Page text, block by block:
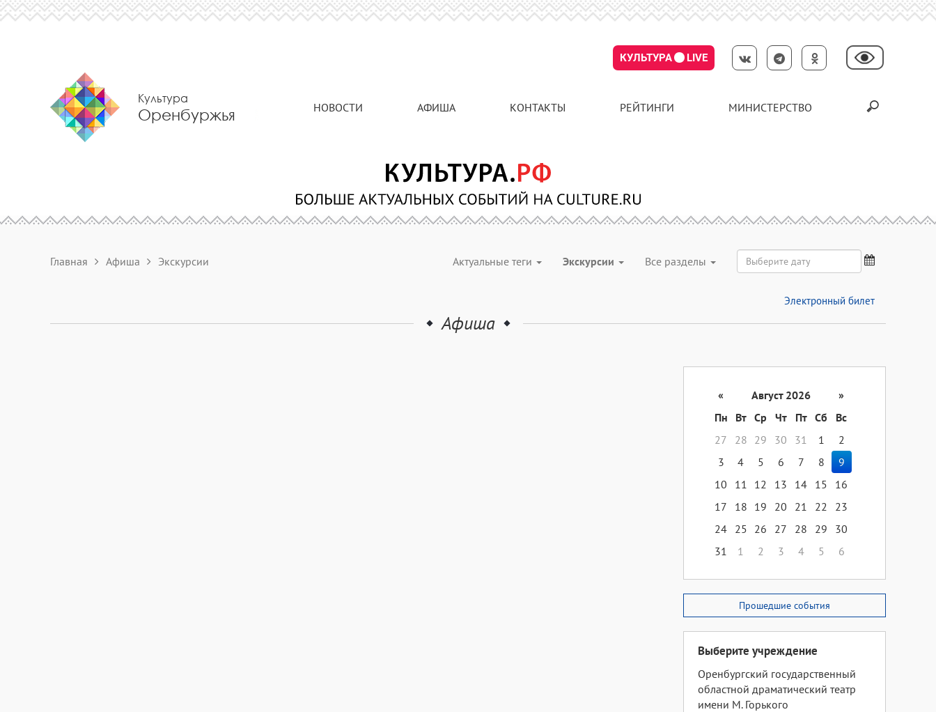
КУЛЬТУРА LIVE
Культура
Оренбуржья НОВОСТИ АФИША КОНТАКТЫ РЕЙТИНГИ МИНИСТЕРСТВО
Главная Афиша Экскурсии Актуальные теги Экскурсии Все разделы
Электронный билет
Афиша
« Август 2026
»
Пн
Вт Ср Чт Пт Сб
Вс
27
28 29 30 31 1
2
3
4 5 6 7 8
9
10
11 12 13 14 15
16
17
18 19 20 21 22
23
24 25 26 27 28 29
30
31
1 2 3 4 5 6
Прошедшие события
Выберите учреждение
Оренбургский государственный
областной драматический театр
имени М. Горького